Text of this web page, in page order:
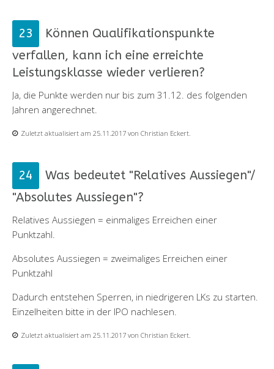
Können Qualifikationspunkte
verfallen, kann ich eine erreichte
Leistungsklasse wieder verlieren?
Ja, die Punkte werden nur bis zum 31.12. des folgenden
Jahren angerechnet.
Zuletzt aktualisiert am 25.11.2017 von Christian Eckert.
Was bedeutet "Relatives Aussiegen"/
"Absolutes Aussiegen"?
Relatives Aussiegen = einmaliges Erreichen einer
Punktzahl.
Absolutes Aussiegen = zweimaliges Erreichen einer
Punktzahl
Dadurch entstehen Sperren, in niedrigeren LKs zu starten.
Einzelheiten bitte in der IPO nachlesen.
Zuletzt aktualisiert am 25.11.2017 von Christian Eckert.